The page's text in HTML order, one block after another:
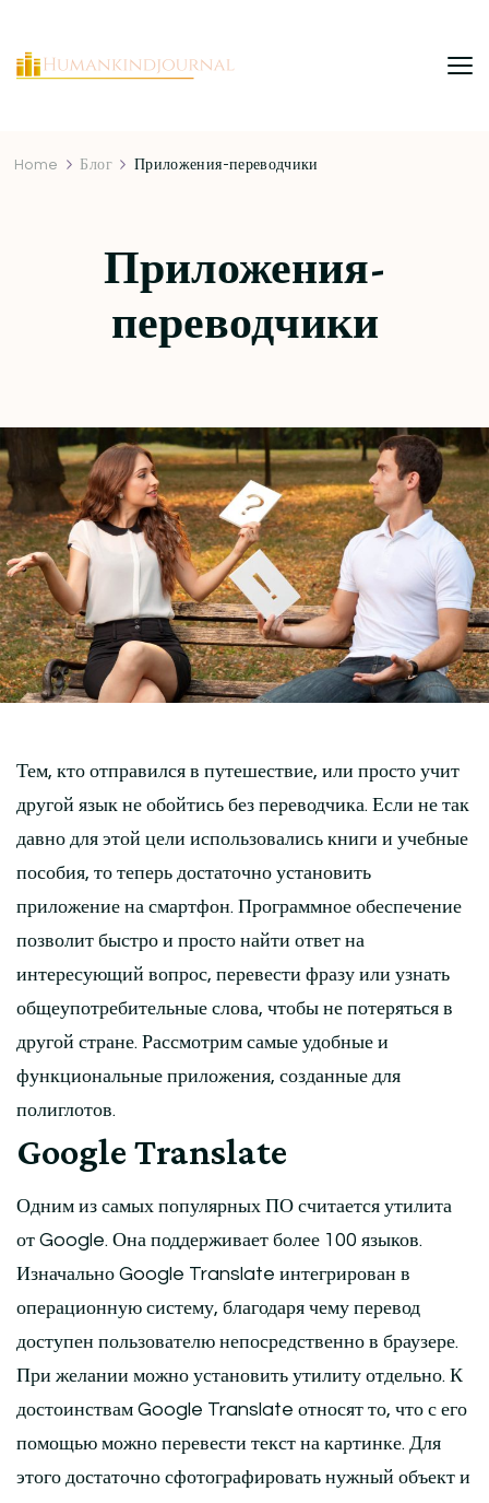
Home Блог Приложения-переводчики
Приложения-
переводчики
Тем, кто отправился в путешествие, или просто учит
другой язык не обойтись без переводчика. Если не так
давно для этой цели использовались книги и учебные
пособия, то теперь достаточно установить
приложение на смартфон. Программное обеспечение
позволит быстро и просто найти ответ на
интересующий вопрос, перевести фразу или узнать
общеупотребительные слова, чтобы не потеряться в
другой стране. Рассмотрим самые удобные и
функциональные приложения, созданные для
полиглотов.
Google Translate
Одним из самых популярных ПО считается утилита
от Google. Она поддерживает более 100 языков.
Изначально Google Translate интегрирован в
операционную систему, благодаря чему перевод
доступен пользователю непосредственно в браузере.
При желании можно установить утилиту отдельно. К
достоинствам Google Translate относят то, что с его
помощью можно перевести текст на картинке. Для
этого достаточно сфотографировать нужный объект и